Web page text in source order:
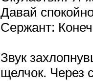
Давай
Сержант:
Звук
щелчок. Через